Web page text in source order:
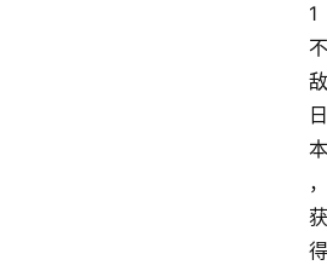
1
不
敌
日
本
，
获
得